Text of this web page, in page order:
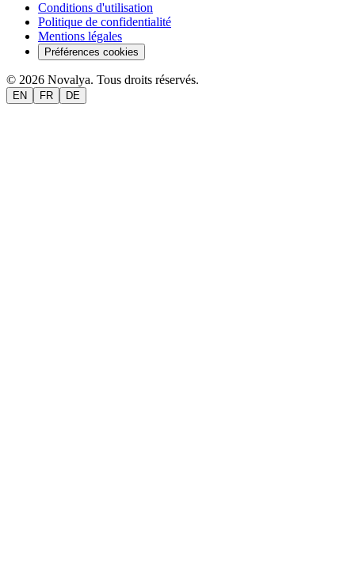
Conditions d'utilisation
Politique de confidentialité
Mentions légales
Préférences cookies
© 2026 Novalya. Tous droits réservés.
EN FR DE